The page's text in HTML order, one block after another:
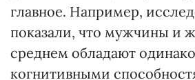
главное. Например,
показали, что мужчины и
среднем обладают
когнитивными